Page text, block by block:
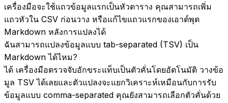
เครื่องมือจะใช้แถวข้อมูลแรกเป็นหัวตาราง คุณสามารถเพิ่ม
แถวหัวใน CSV ก่อนวาง หรือแก้ไขแถวแรกของเอาต์พุต
Markdown หลังการแปลงได้
ฉันสามารถแปลงข้อมูลแบบ tab-separated (TSV) เป็น
Markdown ได้ไหม?
ได้ เครื่องมือตรวจจับอักขระแท็บเป็นตัวคั่นโดยอัตโนมัติ วางข้อ
มูล TSV ได้เลยและตัวแปลงจะแยกวิเคราะห์เหมือนกับการรับ
ข้อมูลแบบ comma-separated คุณยังสามารถเลือกตัวคั่นด้วย